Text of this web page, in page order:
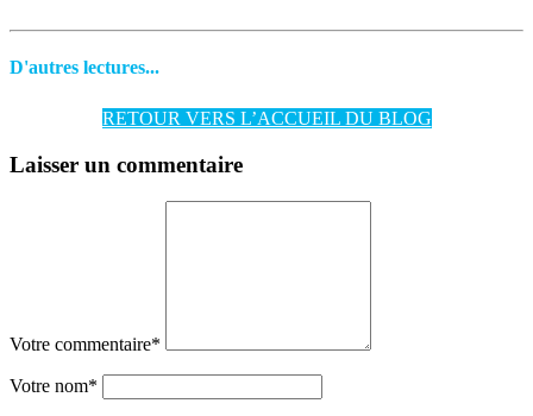
D'autres lectures...
RETOUR VERS L’ACCUEIL DU BLOG
Laisser un commentaire
Votre commentaire*
Votre nom*